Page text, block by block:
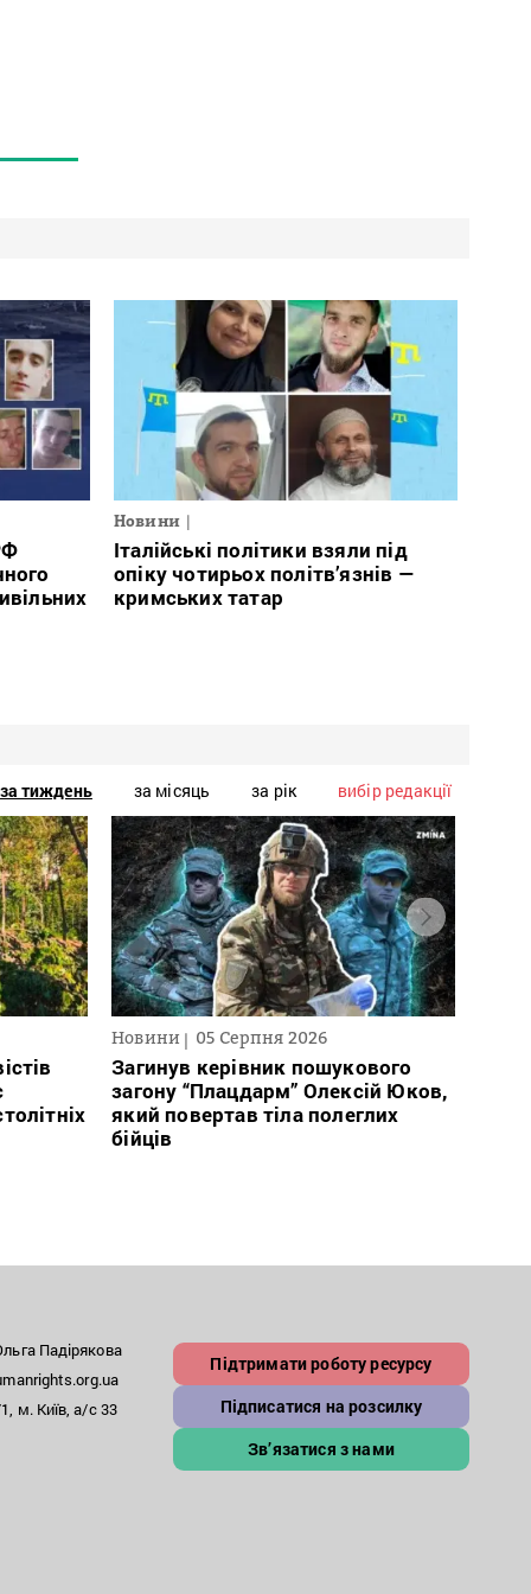
Новини
Італійські політики взяли під
опіку чотирьох політв’язнів —
кримських татар
за тиждень за місяць за рік вибір редакції
Новини 05 Серпня 2026
Загинув керівник пошукового
загону “Плацдарм” Олексій Юков,
який повертав тіла полеглих
бійців
Падірякова
м. Київ, а/с 33
Підтримати роботу ресурсу
Підписатися на розсилку
Зв’язатися з нами